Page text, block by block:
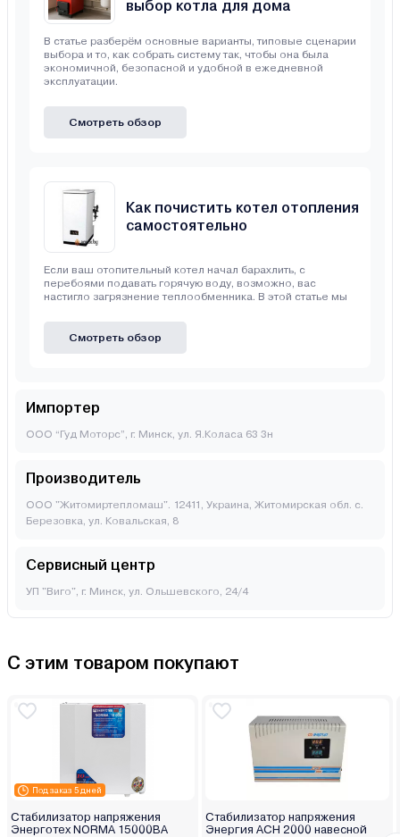
выбор котла для дома
В статье разберём основные варианты, типовые сценарии
выбора и то, как собрать систему так, чтобы она была
экономичной, безопасной и удобной в ежедневной
эксплуатации.
Смотреть обзор
Как почистить котел отопления
самостоятельно
Если ваш отопительный котел начал барахлить, с
перебоями подавать горячую воду, возможно, вас
настигло загрязнение теплообменника. В этой статье мы
Смотреть обзор
Импортер
ООО “Гуд Моторс”, г. Минск, ул. Я.Коласа 63 3н
Производитель
ООО "Житомиртепломаш". 12411, Украина, Житомирская обл. с.
Березовка, ул. Ковальская, 8
Сервисный центр
УП "Виго", г. Минск, ул. Ольшевского, 24/4
С этим товаром покупают
Под заказ 5 дней
Стабилизатор напряжения
Энерготех NORMA 15000ВА
Стабилизатор напряжения
Энергия АСН 2000 навесной